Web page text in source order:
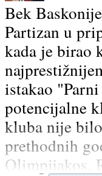
Bek
Partizan u
kada je birao
istakao
potencijalne
kluba nije
prethodnih
Olimpijakos,